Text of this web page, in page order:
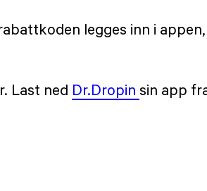
legges inn i
Last ned Dr.Dropin sin app